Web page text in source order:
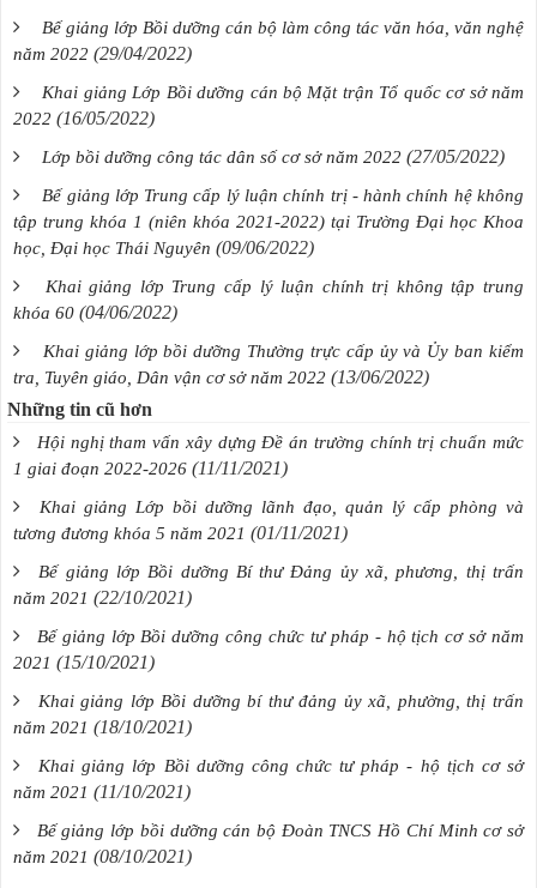
Bế giảng lớp Bồi dưỡng cán bộ làm công tác văn hóa, văn nghệ
năm 2022 (29/04/2022)
Khai giảng Lớp Bồi dưỡng cán bộ Mặt trận Tổ quốc cơ sở năm
2022 (16/05/2022)
Lớp bồi dưỡng công tác dân số cơ sở năm 2022 (27/05/2022)
Bế giảng lớp Trung cấp lý luận chính trị - hành chính hệ không
tập trung khóa 1 (niên khóa 2021-2022) tại Trường Đại học Khoa
học, Đại học Thái Nguyên (09/06/2022)
Khai giảng lớp Trung cấp lý luận chính trị không tập trung
khóa 60 (04/06/2022)
Khai giảng lớp bồi dưỡng Thường trực cấp ủy và Ủy ban kiểm
tra, Tuyên giáo, Dân vận cơ sở năm 2022 (13/06/2022)
Những tin cũ hơn
Hội nghị tham vấn xây dựng Đề án trường chính trị chuẩn mức
1 giai đoạn 2022-2026 (11/11/2021)
Khai giảng Lớp bồi dưỡng lãnh đạo, quản lý cấp phòng và
tương đương khóa 5 năm 2021 (01/11/2021)
Bế giảng lớp Bồi dưỡng Bí thư Đảng ủy xã, phương, thị trấn
năm 2021 (22/10/2021)
Bế giảng lớp Bồi dưỡng công chức tư pháp - hộ tịch cơ sở năm
2021 (15/10/2021)
Khai giảng lớp Bồi dưỡng bí thư đảng ủy xã, phường, thị trấn
năm 2021 (18/10/2021)
Khai giảng lớp Bồi dưỡng công chức tư pháp - hộ tịch cơ sở
năm 2021 (11/10/2021)
Bế giảng lớp bồi dưỡng cán bộ Đoàn TNCS Hồ Chí Minh cơ sở
năm 2021 (08/10/2021)